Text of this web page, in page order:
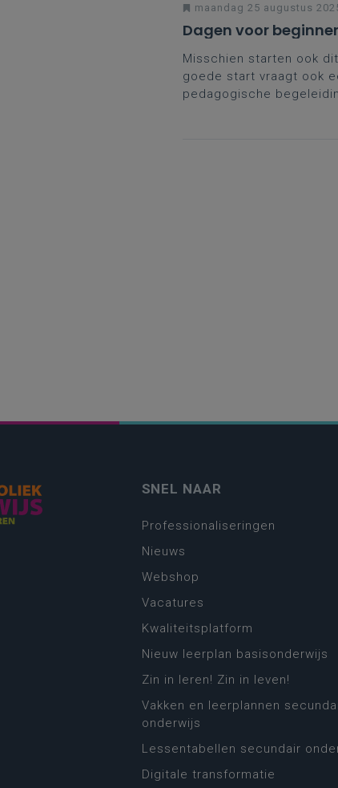
maandag 25 augustus
Dagen voor
Misschien starten ook
goede start vraagt ook
pedagogische
SNEL NAAR
Professionaliseringen
Nieuws
Webshop
Vacatures
Kwaliteitsplatform
Nieuw leerplan basisonderwijs
Zin in leren! Zin in leven!
Vakken en leerplannen
onderwijs
Lessentabellen secundair
Digitale transformatie